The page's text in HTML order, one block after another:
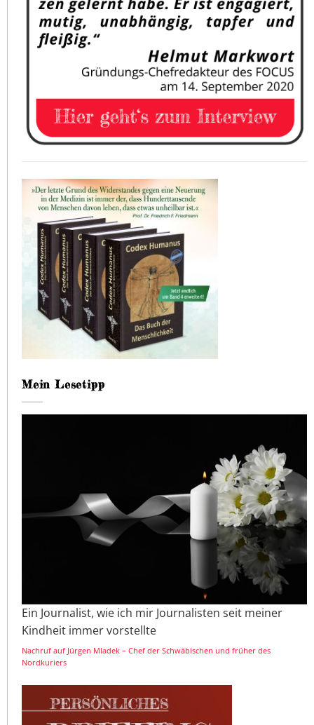
Mein Lesetipp
Ein Journalist, wie ich mir Journalisten seit meiner
Kindheit immer vorstellte
Nachruf auf Jürgen Mladek – Chef der Schwäbischen und früher des
Nordkuriers